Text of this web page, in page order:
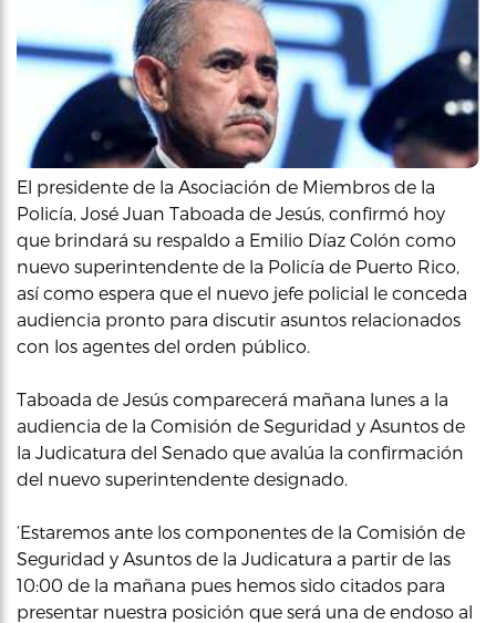
El presidente de la Asociación de Miembros de la
Policía, José Juan Taboada de Jesús, confirmó hoy
que brindará su respaldo a Emilio Díaz Colón como
nuevo superintendente de la Policía de Puerto Rico,
así como espera que el nuevo jefe policial le conceda
audiencia pronto para discutir asuntos relacionados
con los agentes del orden público.
Taboada de Jesús comparecerá mañana lunes a la
audiencia de la Comisión de Seguridad y Asuntos de
la Judicatura del Senado que avalúa la confirmación
del nuevo superintendente designado.
‘Estaremos ante los componentes de la Comisión de
Seguridad y Asuntos de la Judicatura a partir de las
10:00 de la mañana pues hemos sido citados para
presentar nuestra posición que será una de endoso al